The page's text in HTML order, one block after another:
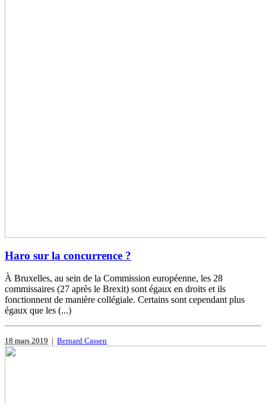
Haro sur la concurrence ?
À Bruxelles, au sein de la Commission européenne, les 28
commissaires (27 après le Brexit) sont égaux en droits et ils
fonctionnent de manière collégiale. Certains sont cependant plus
égaux que les (...)
18 mars 2019 | Bernard Cassen